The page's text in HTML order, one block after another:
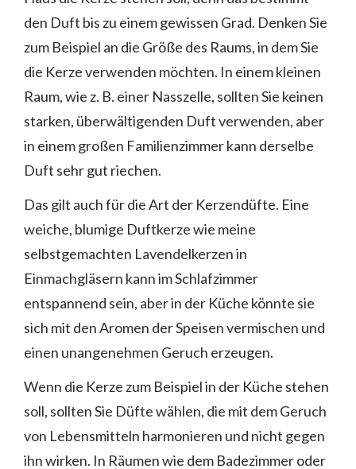
den Duft bis zu einem gewissen Grad. Denken Sie
zum Beispiel an die Größe des Raums, in dem Sie
die Kerze verwenden möchten. In einem kleinen
Raum, wie z. B. einer Nasszelle, sollten Sie keinen
starken, überwältigenden Duft verwenden, aber
in einem großen Familienzimmer kann derselbe
Duft sehr gut riechen.
Das gilt auch für die Art der Kerzendüfte. Eine
weiche, blumige Duftkerze wie meine
selbstgemachten Lavendelkerzen in
Einmachgläsern kann im Schlafzimmer
entspannend sein, aber in der Küche könnte sie
sich mit den Aromen der Speisen vermischen und
einen unangenehmen Geruch erzeugen.
Wenn die Kerze zum Beispiel in der Küche stehen
soll, sollten Sie Düfte wählen, die mit dem Geruch
von Lebensmitteln harmonieren und nicht gegen
ihn wirken. In Räumen wie dem Badezimmer oder